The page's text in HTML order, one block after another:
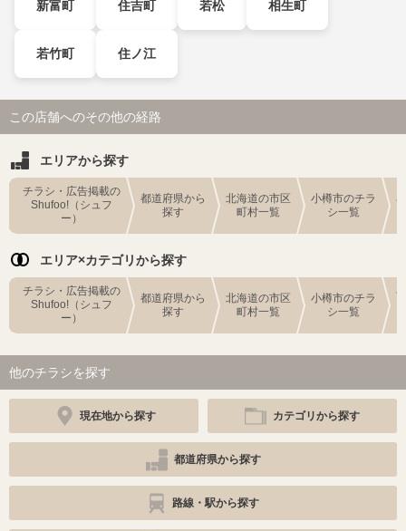
新富町 住吉町 若松 相生町
若竹町 住ノ江
この店舗へのその他の経路
エリアから探す
チラシ・広告掲載の
Shufoo!（シュフ
ー）
都道府県から
探す
北海道の市区
町村一覧
小樽市のチラ
シ一覧
エリア×カテゴリから探す
チラシ・広告掲載の
Shufoo!（シュフ
ー）
都道府県から
探す
北海道の市区
町村一覧
小樽市のチラ
シ一覧
他のチラシを探す
現在地から探す カテゴリから探す
都道府県から探す
路線・駅から探す